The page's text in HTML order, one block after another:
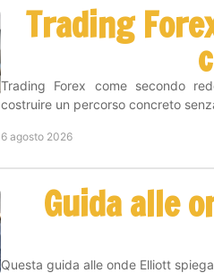
Trading
Trading Forex come secondo
costruire un percorso concreto
6 agosto 2026
Guida alle
Questa guida alle onde Elliott